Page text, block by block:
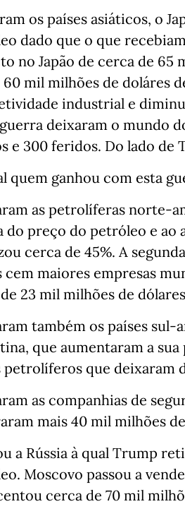
os países asiáticos, o
dado que o que
no Japão de cerca de 65
60 mil milhões de doláres
industrial e
deixaram o mundo
e 300 feridos. Do lado de
quem ganhou com esta
as petrolíferas norte-
do preço do petróleo e ao
cerca de 45%. A
cem maiores empresas
23 mil milhões de
também os países
que aumentaram a
que deixaram
as companhias de
mais 40 mil milhões
a Rússia à qual Trump
Moscovo passou a
cerca de 70 mil